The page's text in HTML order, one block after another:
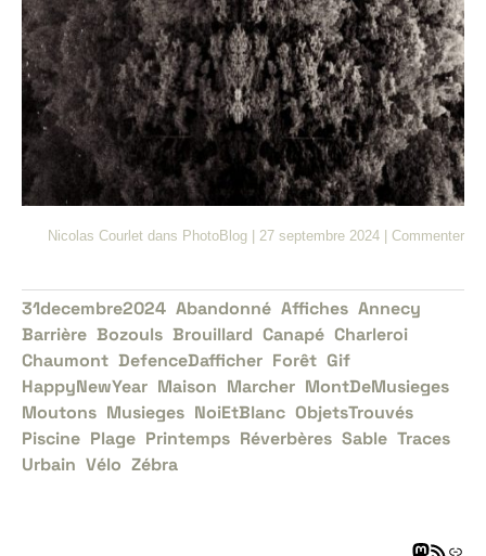
Nicolas Courlet dans PhotoBlog 27 septembre 2024 Commenter
31decembre2024 Abandonné Affiches Annecy
Barrière Bozouls Brouillard Canapé Charleroi
Chaumont DefenceDafficher Forêt Gif
HappyNewYear Maison Marcher MontDeMusieges
Moutons Musieges NoiEtBlanc ObjetsTrouvés
Piscine Plage Printemps Réverbères Sable Traces
Urbain Vélo Zébra